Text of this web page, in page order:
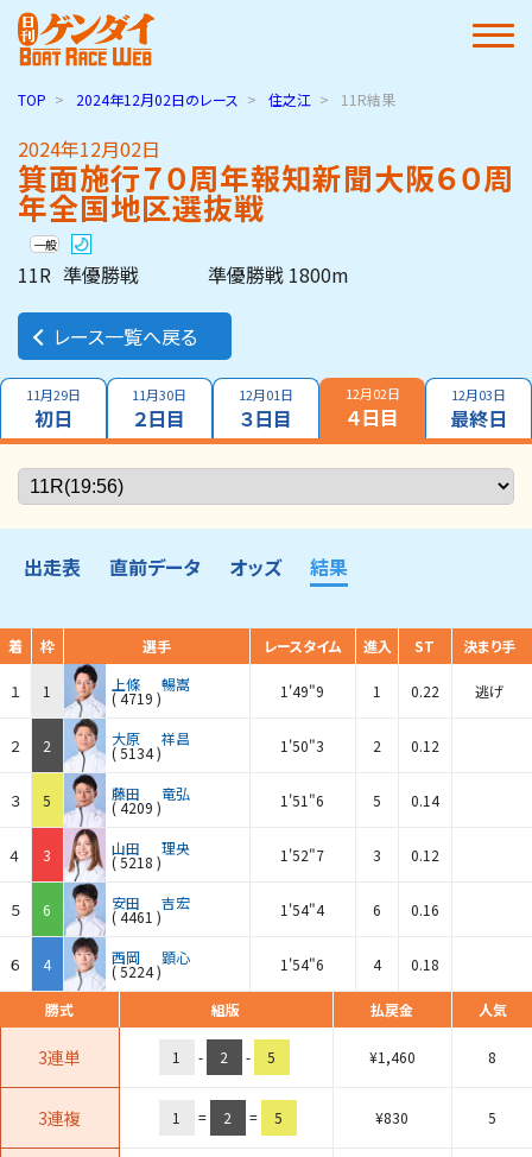
TOP 2024年12月02日のレース 住之江 11R結果
2024年12月02日
箕面施行７０周年報知新聞大阪６０周
年全国地区選抜戦
一般
11R 準優勝戦 準優勝戦 1800m
レース一覧へ戻る
11月29日
初日
11月30日
２日目
12月01日
３日目
12月02日
４日目
12月03日
最終日
出走表 直前データ オッズ 結果
着 枠 選手 レースタイム 進入 ST 決まり手
１ 1 上條 暢嵩
(4719 ) 1'49"9 1 0.22 逃げ
２ 2 大原 祥昌
(5134) 1'50"3 2 0.12
３ 5 藤田 竜弘
(4209 ) 1'51"6 5 0.14
４ 3 山田 理央
(5218 ) 1'52"7 3 0.12
５ 6 安田 吉宏
(4461 ) 1'54"4 6 0.16
６ 4 西岡 顕心
(5224) 1'54"6 4 0.18
勝式 組版 払戻金 人気
3連単 1 - 2 - 5 ¥1,460 8
3連複 1 = 2 = 5 ¥830 5